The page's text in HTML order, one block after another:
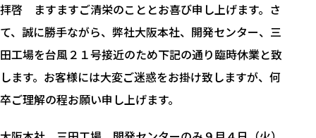
拝啓 ますますご清栄のこととお喜び申し上げます。さ
て、誠に勝手ながら、弊社大阪本社、開発センター、三
田工場を台風２１号接近のため下記の通り臨時休業と致
します。お客様には大変ご迷惑をお掛け致しますが、何
卒ご理解の程お願い申し上げます。